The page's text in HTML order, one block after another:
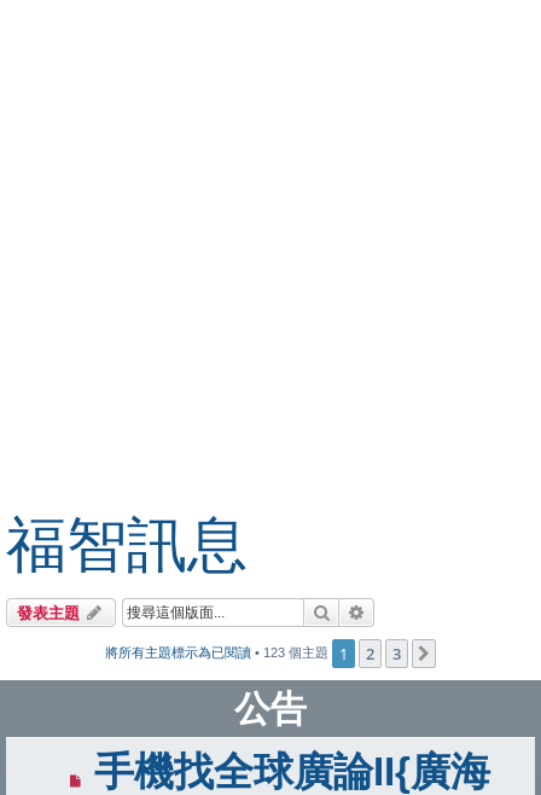
福智訊息
發表主題 搜尋
將所有主題標示為已閱讀 • 123 個主題 1 2 3
公告
手機找全球廣論II{廣海